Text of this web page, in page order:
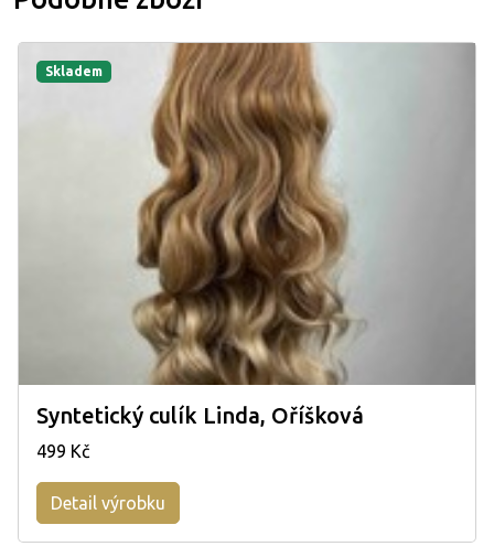
Skladem
Syntetický culík Linda, Oříšková
499 Kč
Detail výrobku